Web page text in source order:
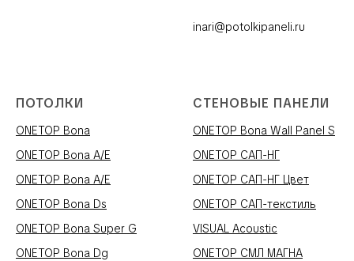
inari@potolkipaneli.ru
ПОТОЛКИ
ONETOP Bona
ONETOP Bona A/E
ONETOP Bona A/E
ONETOP Bona Ds
ONETOP Bona Super G
ONETOP Bona Dg
СТЕНОВЫЕ ПАНЕЛИ
ONETOP Bona Wall Panel S
ONETOP САП-НГ
ONETOP САП-НГ Цвет
ONETOP САП-текстиль
VISUAL Acoustic
ONETOP СМЛ МАГНА